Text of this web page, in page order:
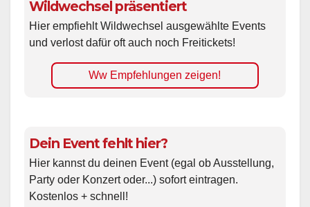
Wildwechsel präsentiert
Hier empfiehlt Wildwechsel ausgewählte Events
und verlost dafür oft auch noch Freitickets!
Ww Empfehlungen zeigen!
Dein Event fehlt hier?
Hier kannst du deinen Event (egal ob Ausstellung,
Party oder Konzert oder...) sofort eintragen.
Kostenlos + schnell!